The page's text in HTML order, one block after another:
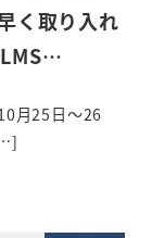
く取り入れ
月25日～26